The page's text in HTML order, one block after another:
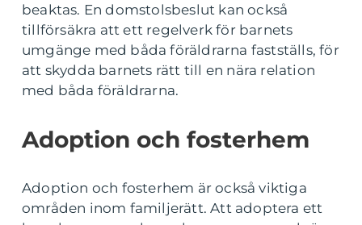
beaktas. En domstolsbeslut kan också
tillförsäkra att ett regelverk för barnets
umgänge med båda föräldrarna fastställs, för
att skydda barnets rätt till en nära relation
med båda föräldrarna.
Adoption och fosterhem
Adoption och fosterhem är också viktiga
områden inom familjerätt. Att adoptera ett